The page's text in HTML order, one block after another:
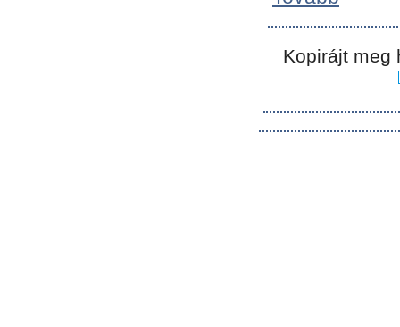
Kopirájt meg